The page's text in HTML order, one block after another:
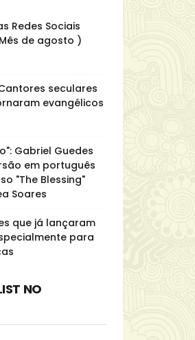
Redes Sociais
de agosto )
seculares
evangélicos
Gabriel Guedes
em português
"The Blessing"
Soares
que já lançaram
para
NO